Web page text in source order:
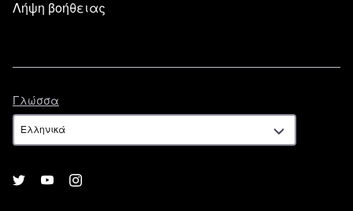
Λήψη βοήθειας
Γλώσσα